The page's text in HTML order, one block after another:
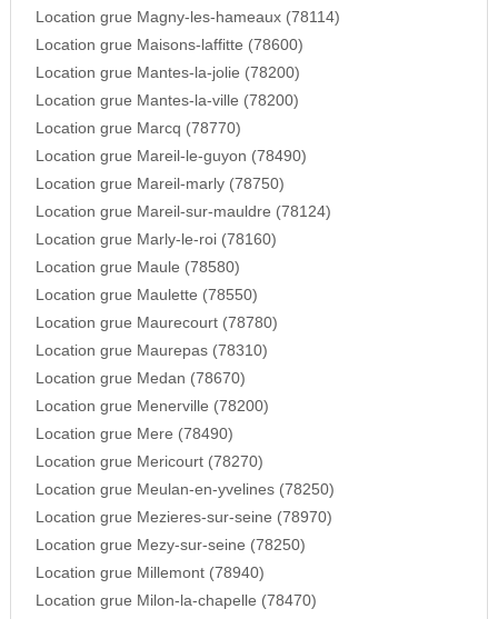
Location grue Magny-les-hameaux (78114)
Location grue Maisons-laffitte (78600)
Location grue Mantes-la-jolie (78200)
Location grue Mantes-la-ville (78200)
Location grue Marcq (78770)
Location grue Mareil-le-guyon (78490)
Location grue Mareil-marly (78750)
Location grue Mareil-sur-mauldre (78124)
Location grue Marly-le-roi (78160)
Location grue Maule (78580)
Location grue Maulette (78550)
Location grue Maurecourt (78780)
Location grue Maurepas (78310)
Location grue Medan (78670)
Location grue Menerville (78200)
Location grue Mere (78490)
Location grue Mericourt (78270)
Location grue Meulan-en-yvelines (78250)
Location grue Mezieres-sur-seine (78970)
Location grue Mezy-sur-seine (78250)
Location grue Millemont (78940)
Location grue Milon-la-chapelle (78470)